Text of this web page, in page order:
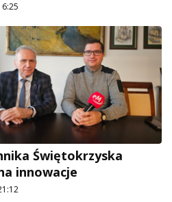
Świętokrzyska
innowacje